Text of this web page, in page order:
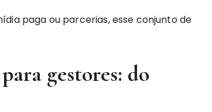
paga ou parcerias, esse conjunto de
gestores: do